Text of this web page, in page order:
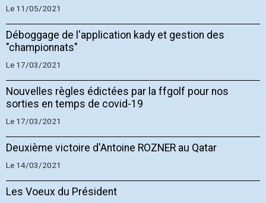
Le 11/05/2021
Déboggage de l'application kady et gestion des
"championnats"
Le 17/03/2021
Nouvelles règles édictées par la ffgolf pour nos
sorties en temps de covid-19
Le 17/03/2021
Deuxième victoire d'Antoine ROZNER au Qatar
Le 14/03/2021
Les Voeux du Président